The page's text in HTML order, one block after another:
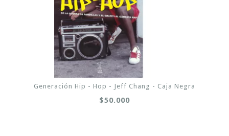
Generación Hip - Hop - Jeff Chang - Caja Negra
$50.000